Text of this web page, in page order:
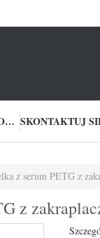
KONTROLA JAKOŚCI
z serum PETG z
z